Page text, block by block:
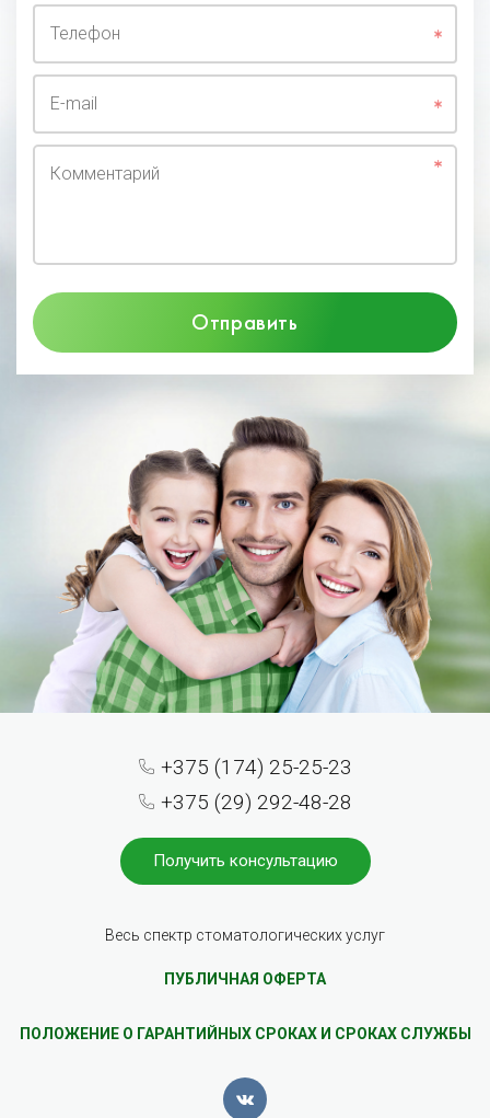
Телефон
E-mail
Комментарий
Отправить
+375 (174) 25-25-23
+375 (29) 292-48-28
Получить консультацию
Весь спектр стоматологических услуг
ПУБЛИЧНАЯ ОФЕРТА
ПОЛОЖЕНИЕ О ГАРАНТИЙНЫХ СРОКАХ И СРОКАХ СЛУЖБЫ